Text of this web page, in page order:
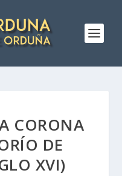
CORONA
DE
XVI)